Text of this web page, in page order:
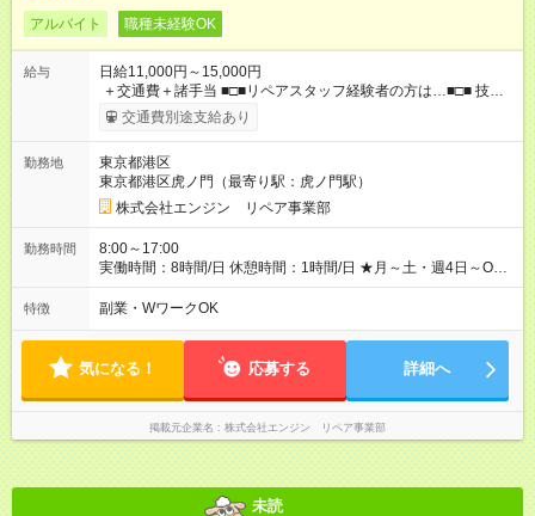
アルバイト 職種未経験OK
給与
日給11,000円～15,000円
＋交通費＋諸手当 ■□■リペアスタッフ経験者の方は…■□■ 技術
チェック後に日給を決定します！ ・現場数に応じて『日給が1.2
倍』！ ・その他手当により『1.5倍』になることも…！ ・その他
交通費規定支給 ◆残業手当あり ◆子供手当あり ◆宿泊手当あり
(2，000円/1日) ※宿泊を伴う現場の場合 ◆先輩スタッフの給与例
﹋﹋﹋﹋﹋﹋﹋﹋﹋﹋﹋ ・週5日勤務Aさん ＞＞日給11，000円
×20勤務 ＞＞月収22万円＋諸手当 【試用期間】試用期間あり 試
用期間の長さ：6ヶ月 ※ 雇用形態と給与に、本採用時と異なる部
分があります。 雇用形態：本採用時と同じです。 給与：日
円 121勤務目から日給1万1，000円～ となります。
::::: ::::: ::::: ::::: ::::: ::::::
交通費別途支給あり
勤務地
東京都港区
東京都港区虎ノ門（最寄り駅：虎ノ門駅）
株式会社エンジン リペア事業部
勤務時間
8:00～17:00
実働時間：8時間/日 休憩時間：1時間/日 ★月～土・週4日～OK
★週5日入れる方大歓迎！※日時相談OK ★時期により連休取得も
可能！ ＼毎月希望シフト提出で働きやすい！／ 毎月20日までに
OK
特徴 副業・WワークOK
気になる！ 応募する 詳細へ
掲載元企業名 株式会社エンジン リペア事業部
未読